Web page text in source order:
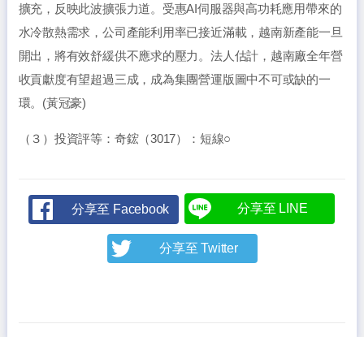
擴充，反映此波擴張力道。受惠AI伺服器與高功耗應用帶來的
水冷散熱需求，公司產能利用率已接近滿載，越南新產能一旦
開出，將有效舒緩供不應求的壓力。法人估計，越南廠全年營
收貢獻度有望超過三成，成為集團營運版圖中不可或缺的一
環。(黃冠豪)
（３）投資評等：奇鋐（3017）：短線○
分享至 Facebook 分享至 LINE
分享至 Twitter